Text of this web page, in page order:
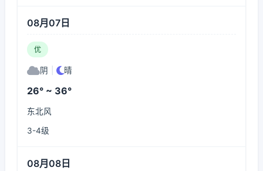
08月07日
优
阴 晴
26° ~ 36°
东北风
3-4级
08月08日